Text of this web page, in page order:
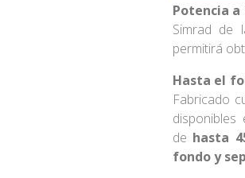
Potencia
Simrad de
permitirá
Hasta el
Fabricado
de hasta
fondo y